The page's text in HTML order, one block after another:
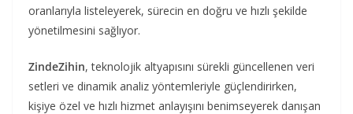
oranlarıyla listeleyerek, sürecin en doğru ve hızlı şekilde
yönetilmesini sağlıyor.
ZindeZihin, teknolojik altyapısını sürekli güncellenen veri
setleri ve dinamik analiz yöntemleriyle güçlendirirken,
kişiye özel ve hızlı hizmet anlayışını benimseyerek danışan